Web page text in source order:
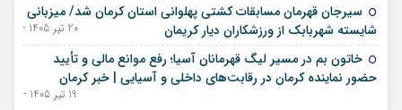
سیرجان قهرمان مسابقات کشتی پهلوانی استان کرمان شد/ میزبانی
شایسته شهربابک از ورزشکاران دیار کریمان
20 تیر 1405 - 11 ژوئیه 2026
خاتون بم در مسیر لیگ قهرمانان آسیا؛ رفع موانع مالی و تأیید
حضور نماینده کرمان در رقابت‌های داخلی و آسیایی | خبر کرمان
19 تیر 1405 - 10 ژوئیه 2026